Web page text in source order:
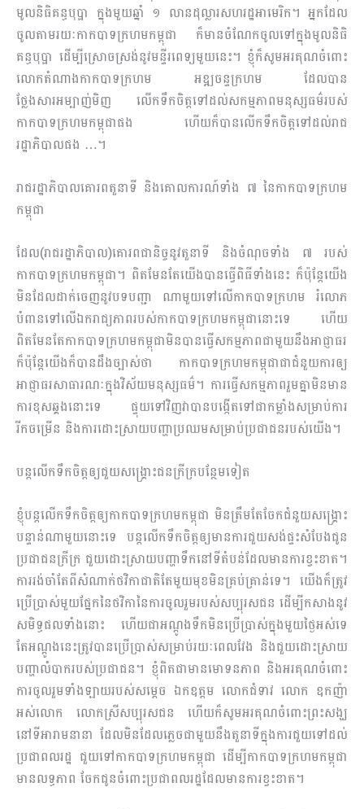
មូលនិធិគន្ធបុប្ផា ក្នុងមួយឆ្នាំ ១ លានដុល្លារសហរដ្ឋអាមេរិក។ អ្នកដែល
ចូល​តាមរយៈ​កាកបាទក្រហមកម្ពុជា ក៏មានចំណែកចូលទៅក្នុងមូលនិធិ
គន្ធបុប្ផា ដើម្បីស្រោចស្រង់នូវមន្ទីរពេទ្យមួយនេះ។ ខ្ញុំក៏សូមអរគុណចំពោះ
លោកតំណាងកាកបាទក្រហម អឌ្ឍចន្ទក្រ​ហម ដែលបាន
ថ្លែងសារអម្បាញ់មិញ លើកទឹកចិត្តទៅដល់សកម្មភាពមនុស្សធម៌របស់
កាកបាទក្រហមកម្ពុជាផង ហើយក៏បានលើកទឹកចិត្តទៅដល់រាជ
រដ្ឋាភិបាលផង …។
រាជរដ្ឋាភិបាលគោរពតួនាទី និងគោលការណ៍ទាំង ៧ នៃកាកបាទក្រហម
កម្ពុជា
ដែល(រាជរដ្ឋាភិបាល)គោរពជានិច្ចនូវតួនាទី និងចំណុចទាំង ៧ របស់
កាកបាទក្រហមកម្ពុជា។ ពិតមែនតែយើងបានធ្វើពិធីទាំងនេះ ក៏ប៉ុន្តែយើង
មិនដែលដាក់ចេញនូវបទបញ្ជា​ ណាមួយទៅលើកាកបាទក្រហម រំលោភ
បំពានទៅលើឯករាជ្យភាពរបស់កាកបាទក្រហមកម្ពុជានោះទេ ហើយ
ពិតមែនតែកាកបាទក្រហមកម្ពុជា​មិនបានធ្វើសកម្មភាពជាមួយនឹងអាជ្ញាធរ
ក៏ប៉ុន្តែ​យើងក៏បានដឹងច្បាស់ថា កាកបាទក្រហមកម្ពុជាជាជំនួយការឲ្យ
អាជ្ញាធរសាធារណៈក្នុងវិស័យមនុស្សធម៌។ ការធ្វើសកម្ម​ភាព​រួមគ្នាមិនមាន
ការខុសឆ្គងនោះទេ ផ្ទុយទៅវិញវាបានបង្កើតទៅជាកម្លាំងសម្រាប់ការ
រីកចម្រើន និងការដោះស្រាយបញ្ហាប្រឈមសម្រាប់ប្រជាជនរបស់យើង។
បន្តលើកទឹកចិត្តឲ្យជួយសង្គ្រោះជនក្រីក្របន្ថែមទៀត
ខ្ញុំ​បន្តលើកទឹកចិត្តឲ្យកាកបាទក្រហមកម្ពុជា​ មិនត្រឹមតែចែកជំនួយសង្គ្រោះ
បន្ទាន់ណាមួយនោះទេ បន្តលើកទឹកចិត្តឲ្យមានការជួយសង់ផ្ទះសំបែងជូន
ប្រជាជនក្រីក្រ ជួយដោះស្រាយបញ្ហាទឹកនៅទីតំបន់ដែលមានការខ្វះខាត។
ការរង់ចាំតែពីសំណាក់ថវិកាជាតិតែមួយមុខមិនគ្រប់គ្រាន់ទេ។ យើងក៏ត្រូវ
ប្រើប្រាស់មួយផ្នែកនៃថវិកា​នៃការចូលរួមរបស់សប្បុរសជន ដើម្បីកសាងនូវ
សមិទ្ធផលទាំងនោះ ហើយជាអណ្តូងទឹកមិនប្រើប្រាស់ក្នុងមួយថ្ងៃអស់ទេ
តែអណ្តូងនេះត្រូវបានប្រើប្រាស់សម្រាប់រយៈពេលវែង និងជួយដោះស្រាយ
បញ្ហាលំបាករបស់ប្រជាជន។ ខ្ញុំពិតជាមានមោទនភាព និងអរគុណចំពោះ
ការចូលរួមទាំងឡាយរបស់សម្តេច ឯកឧត្តម លោកជំទាវ លោក ឧកញ៉ា
អស់លោក លោកស្រីសប្បុរសជន ហើយក៏សូមអរគុណចំពោះព្រះសង្ឃ
នៅទីអារាមនានា ដែលមិនដែលភ្លេចជាមួយនឹងតួនាទីក្នុងការជួយទៅដល់
ប្រជាពលរដ្ឋ ជួយទៅកាកបាទក្រហមកម្ពុជា ដើម្បីកាកបាទក្រហមកម្ពុជា​
មានលទ្ធភាព ចែកជូនចំពោះប្រជាពលរដ្ឋដែល​មានការខ្វះខាត។